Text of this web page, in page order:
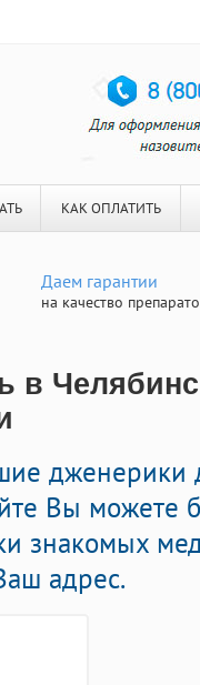
КАК ОПЛАТИТЬ
Даем гарантии
на качество
в
дженерики
Вы можете
знакомых
адрес.